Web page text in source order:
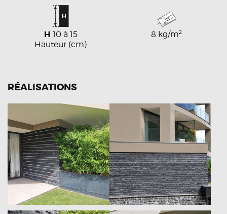
H 10 à 15
Hauteur (cm)
8 kg/m2
RÉALISATIONS